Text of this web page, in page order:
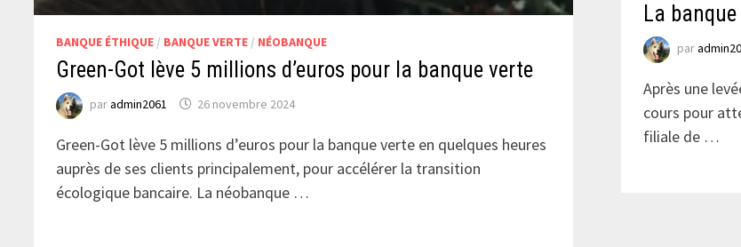
BANQUE ÉTHIQUE / BANQUE VERTE / NÉOBANQUE
Green-Got lève 5 millions d’euros pour la banque verte
paradmin2061 26 novembre 2024
Green-Got lève 5 millions d’euros pour la banque verte en quelques heures
auprès de ses clients principalement, pour accélérer la transition
écologique bancaire. La néobanque …
La
par
Après une
cours pour
filiale de …